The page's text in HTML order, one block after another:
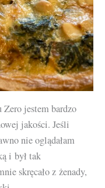
jestem bardzo
jakości. Jeśli
nie oglądałam
i był tak
skręcało z żenady,